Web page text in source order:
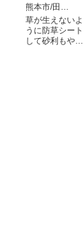
熊本市/田…
草が生えないよ
うに防草シート
して砂利もや…